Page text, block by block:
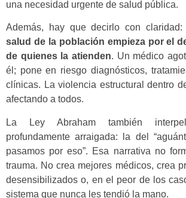
una necesidad urgente de salud pública.
Además, hay que decirlo con claridad:
salud de la población empieza por el
de quienes la atienden. Un médico
él; pone en riesgo diagnósticos,
clínicas. La violencia estructural dentro
afectando a todos.
La Ley Abraham también
profundamente arraigada: la del
pasamos por eso”. Esa narrativa no
trauma. No crea mejores médicos, crea
desensibilizados o, en el peor de los
sistema que nunca les tendió la mano.